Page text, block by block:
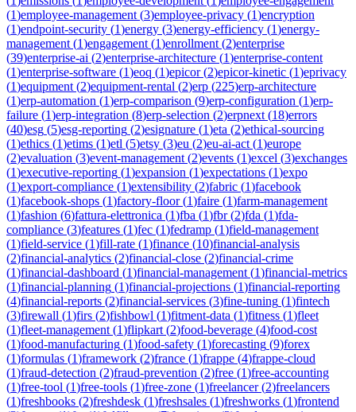
(1)employee-management (3)employee-privacy (1)encryption
(1)endpoint-security (1)energy (3)energy-efficiency (1)energy-
management (1)engagement (1)enrollment (2)enterprise
(39)enterprise-ai (2)enterprise-architecture (1)enterprise-content
(1)enterprise-software (1)eoq (1)epicor(2)epicor-kinetic (1)eprivacy
(1)equipment (2)equipment-rental (2)erp (225)erp-architecture
(1)erp-automation (1)erp-comparison (9)erp-configuration (1)erp-
failure (1)erp-integration (8)erp-selection (2)erpnext (18)errors
(40)esg (5)esg-reporting (2)esignature (1)eta (2)ethical-sourcing
(1)ethics (1)etims (1)etl (5)etsy (3)eu (2)eu-ai-act (1)europe
(2)evaluation (3)event-management (2)events (1)excel (3)exchanges
(1)executive-reporting (1)expansion (1)expectations (1)expo
(1)export-compliance (1)extensibility (2)fabric (1)facebook
(1)facebook-shops (1)factory-floor(1)faire (1)farm-management
(1)fashion (6)fattura-elettronica (1)fba (1)fbr(2)fda (1)fda-
compliance (3)features (1)fec (1)fedramp (1)field-management
(1)field-service (1)fill-rate (1)finance (10)financial-analysis
(2)financial-analytics (2)financial-close (2)financial-crime
(1)financial-dashboard (1)financial-management (1)financial-metrics
(1)financial-planning (1)financial-projections (1)financial-reporting
(4)financial-reports (2)financial-services (3)fine-tuning (1)fintech
(3)firewall (1)firs (2)fishbowl (1)fitment-data (1)fitness (1)fleet
(1)fleet-management (1)flipkart (2)food-beverage (4)food-cost
(1)food-manufacturing (1)food-safety (1)forecasting (9)forex
(1)formulas (1)framework (2)france (1)frappe (4)frappe-cloud
(1)fraud-detection (2)fraud-prevention (2)free (1)free-accounting
(1)free-tool (1)free-tools (1)free-zone (1)freelancer(2)freelancers
(1)freshbooks (2)freshdesk (1)freshsales (1)freshworks (1)frontend